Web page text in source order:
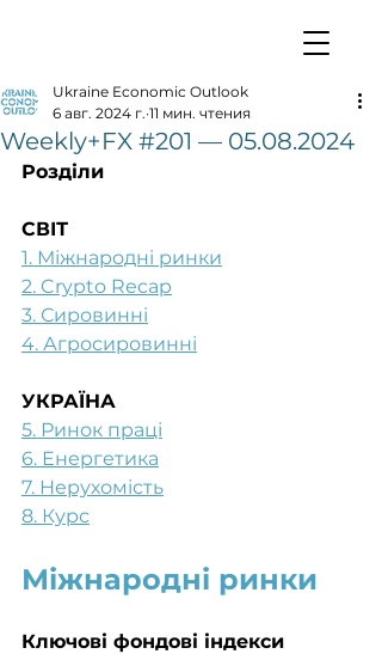
Weekly+FX #201 — 05.08.2024
Ukraine Economic Outlook
6 авг. 2024 г. 11 мин. чтения
Розділи
СВІТ
1. Міжнародні ринки
2. Crypto Recap
3. Сировинні
4. Агросировинні
УКРАЇНА
5. Ринок праці
6. Енергетика
7. Нерухомість
8. Курс
Міжнародні ринки
Ключові фондові індекси